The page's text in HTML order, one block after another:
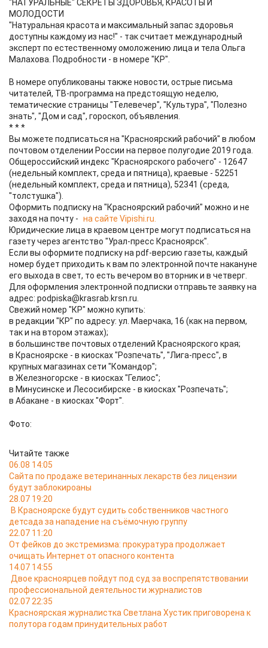
"НАТУРАЛЬНЫЕ" СЕКРЕТЫ ЗДОРОВЬЯ, КРАСОТЫ И
МОЛОДОСТИ
"Натуральная красота и максимальный запас здоровья
доступны каждому из нас!" - так считает международный
эксперт по естественному омоложению лица и тела Ольга
Малахова. Подробности - в номере "КР".
В номере опубликованы также новости, острые письма
читателей, ТВ-программа на предстоящую неделю,
тематические страницы "Телевечер", "Культура", "Полезно
знать", "Дом и сад", гороскоп, объявления.
* * *
Вы можете подписаться на "Красноярский рабочий" в любом
почтовом отделении России на первое полугодие 2019 года.
Общероссийский индекс "Красноярского рабочего" - 12647
(недельный комплект, среда и пятница), краевые - 52251
(недельный комплект, среда и пятница), 52341 (среда,
"толстушка").
Оформить подписку на "Красноярский рабочий" можно и не
заходя на почту - на сайте Vipishi.ru.
Юридические лица в краевом центре могут подписаться на
газету через агентство "Урал-пресс Красноярск".
Если вы оформите подписку на pdf-версию газеты, каждый
номер будет приходить к вам по электронной почте накануне
его выхода в свет, то есть вечером во вторник и в четверг.
Для оформления электронной подписки отправьте заявку на
адрес: podpiska@krasrab.krsn.ru.
Свежий номер "КР" можно купить:
в редакции "КР" по адресу: ул. Маерчака, 16 (как на первом,
так и на втором этажах);
в большинстве почтовых отделений Красноярского края;
в Красноярске - в киосках "Розпечать", "Лига-пресс", в
крупных магазинах сети "Командор";
в Железногорске - в киосках "Гелиос";
в Минусинске и Лесосибирске - в киосках "Розпечать";
в Абакане - в киосках "Форт".
Фото:
Читайте также
06.08 14:05
Сайта по продаже ветеринанных лекарств без лицензии
будут заблокироаны
28.07 19:20
В Красноярске будут судить собственников частного
детсада за нападение на съёмочную группу
22.07 11:20
От фейков до экстремизма: прокуратура продолжает
очищать Интернет от опасного контента
14.07 14:55
Двое красноярцев пойдут под суд за воспрепятствовании
профессиональной деятельности журналистов
02.07 22:35
Красноярская журналистка Светлана Хустик приговорена к
полутора годам принудительных работ